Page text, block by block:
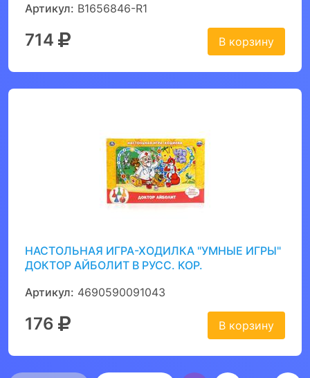
Артикул: B1656846-R1
714 В корзину
НАСТОЛЬНАЯ ИГРА-ХОДИЛКА "УМНЫЕ ИГРЫ"
ДОКТОР АЙБОЛИТ В РУСС. КОР.
Артикул: 4690590091043
176 В корзину